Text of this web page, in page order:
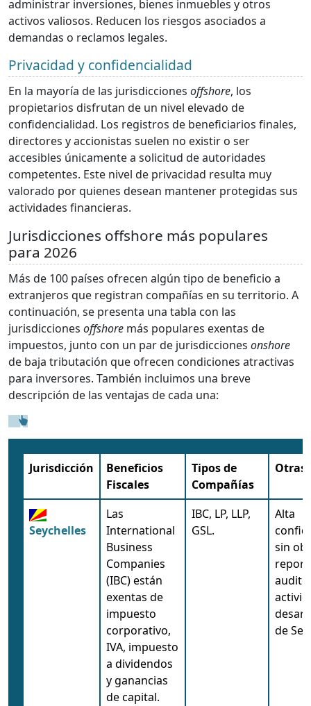
administrar inversiones, bienes inmuebles y otros
activos valiosos. Reducen los riesgos asociados a
demandas o reclamos legales.
Privacidad y confidencialidad
En la mayoría de las jurisdicciones offshore, los
propietarios disfrutan de un nivel elevado de
confidencialidad. Los registros de beneficiarios finales,
directores y accionistas suelen no existir o ser
accesibles únicamente a solicitud de autoridades
competentes. Este nivel de privacidad resulta muy
valorado por quienes desean mantener protegidas sus
actividades financieras.
Jurisdicciones offshore más populares
para 2026
Más de 100 países ofrecen algún tipo de beneficio a
extranjeros que registran compañías en su territorio. A
continuación, se presenta una tabla con las
jurisdicciones offshore más populares exentas de
impuestos, junto con un par de jurisdicciones onshore
de baja tributación que ofrecen condiciones atractivas
para inversores. También incluimos una breve
descripción de las ventajas de cada una:
Jurisdicción
Beneficios
Fiscales
Tipos de
Compañías
Otras
Seychelles
Las
International
Business
Companies
(IBC) están
exentas de
impuesto
corporativo,
IVA, impuesto
a dividendos
y ganancias
de capital.
IBC, LP, LLP,
GSL.
Alta
sin
de